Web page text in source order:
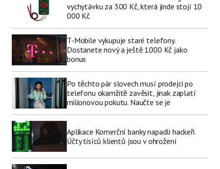
vychytávku za 300 Kč, která jinde stojí 10
000 Kč
T-Mobile vykupuje staré telefony.
Dostanete nový a ještě 1000 Kč jako
bonus
Po těchto pár slovech musí prodejci po
telefonu okamžitě zavěsit, jinak zaplatí
milionovou pokutu. Naučte se je
Aplikace Komerční banky napadli hackeři.
Účty tisíců klientů jsou v ohrožení